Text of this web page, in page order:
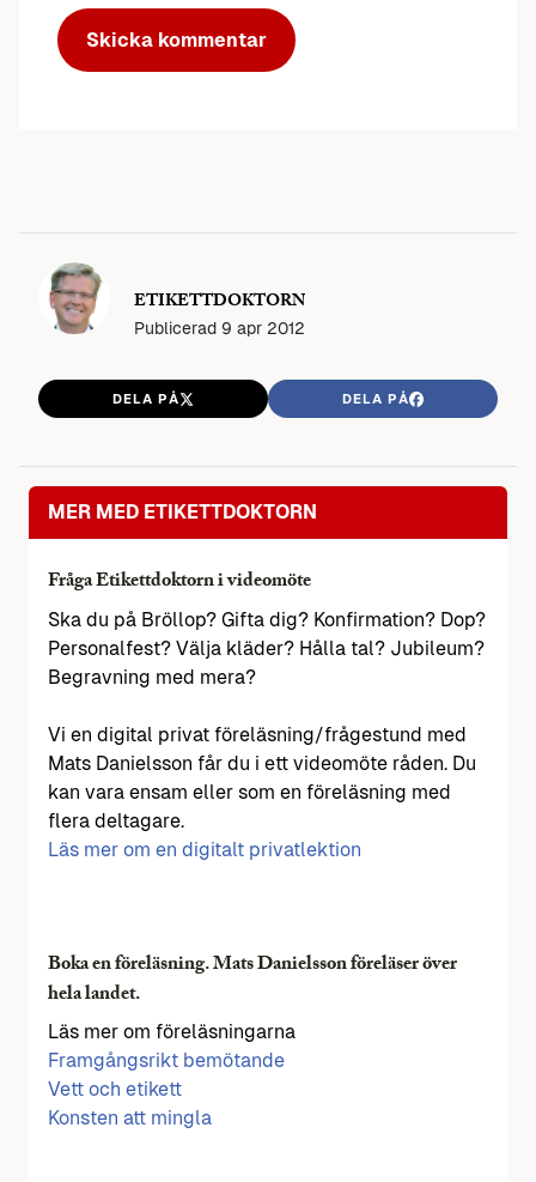
ETIKETTDOKTORN
Publicerad 9 apr 2012
DELA PÅ DELA PÅ
MER MED ETIKETTDOKTORN
Fråga Etikettdoktorn i videomöte
Ska du på Bröllop? Gifta dig? Konfirmation? Dop?
Personalfest? Välja kläder? Hålla tal? Jubileum?
Begravning med mera?
Vi en digital privat föreläsning/frågestund med
Mats Danielsson får du i ett videomöte råden. Du
kan vara ensam eller som en föreläsning med
flera deltagare.
Läs mer om en digitalt privatlektion
Boka en föreläsning. Mats Danielsson föreläser över
hela landet.
Läs mer om föreläsningarna
Framgångsrikt bemötande
Vett och etikett
Konsten att mingla